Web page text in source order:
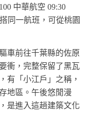
中華航空 09:30
同一航班，可從桃園
車前往千葉縣的佐原
衝，完整保留了黑瓦
有「小江戶」之稱，
地區。午後悠閒漫
是進入這趟建築文化